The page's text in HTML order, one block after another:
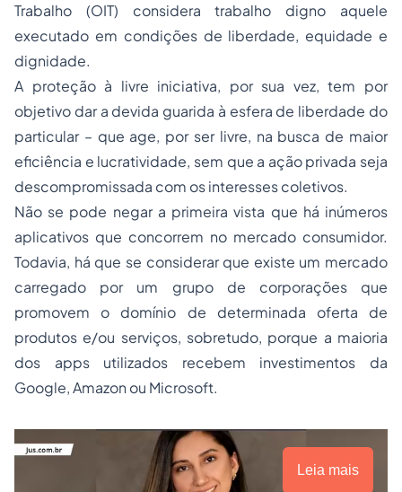
Trabalho (OIT) considera trabalho digno aquele
executado em condições de liberdade, equidade e
dignidade.
A proteção à livre iniciativa, por sua vez, tem por
objetivo dar a devida guarida à esfera de liberdade do
particular – que age, por ser livre, na busca de maior
eficiência e lucratividade, sem que a ação privada seja
descompromissada com os interesses coletivos.
Não se pode negar a primeira vista que há inúmeros
aplicativos que concorrem no mercado consumidor.
Todavia, há que se considerar que existe um mercado
carregado por um grupo de corporações que
promovem o domínio de determinada oferta de
produtos e/ou serviços, sobretudo, porque a maioria
dos appsutilizados recebem investimentos da
Google, Amazon ou Microsoft.
Leia mais